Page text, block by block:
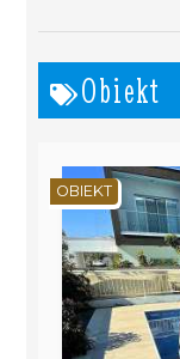
Obiekt
OBIEKT